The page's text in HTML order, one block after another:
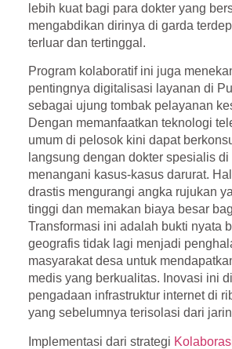
lebih kuat bagi para dokter yang
mengabdikan dirinya di garda
terluar dan tertinggal.
Program kolaboratif ini juga
pentingnya digitalisasi layanan di
sebagai ujung tombak pelayanan
Dengan memanfaatkan teknologi
umum di pelosok kini dapat
langsung dengan dokter spesialis
menangani kasus-kasus darurat.
drastis mengurangi angka rujukan
tinggi dan memakan biaya besar
Transformasi ini adalah bukti nyata
geografis tidak lagi menjadi
masyarakat desa untuk
medis yang berkualitas. Inovasi ini
pengadaan infrastruktur internet di
yang sebelumnya terisolasi dari
Implementasi dari strategi